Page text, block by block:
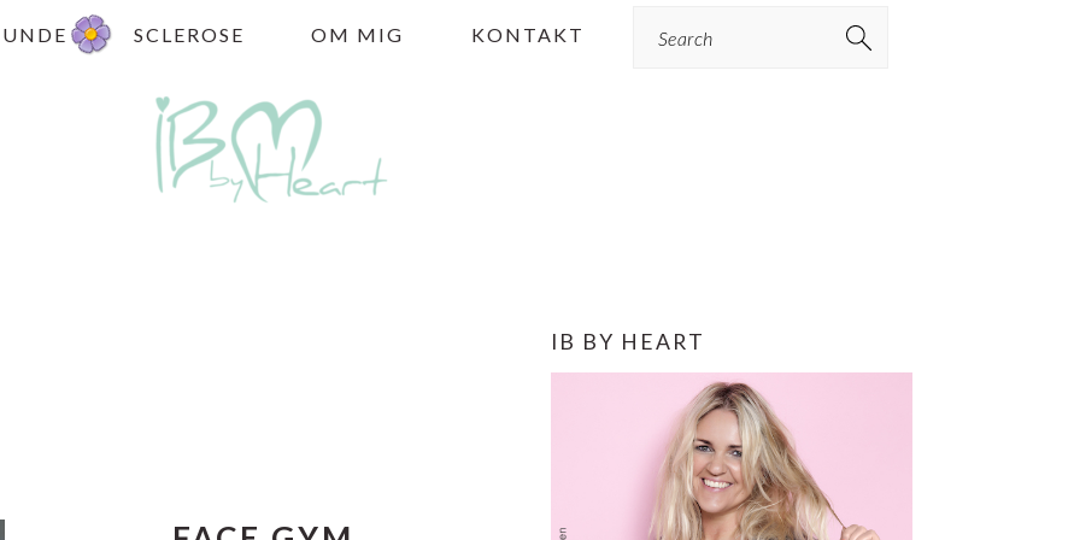
SCLEROSE OM MIG KONTAKT
PRIMÆR
IB BY HEART